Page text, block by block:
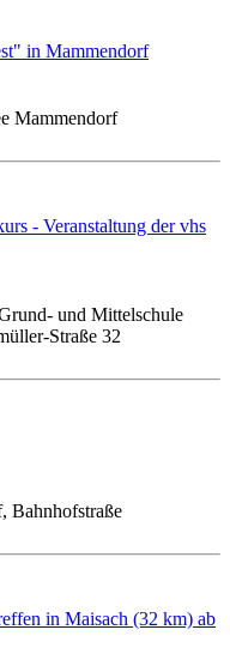
in Mammendorf
Mammendorf
- Veranstaltung der vhs
und Mittelschule
Straße 32
Bahnhofstraße
in Maisach (32 km) ab